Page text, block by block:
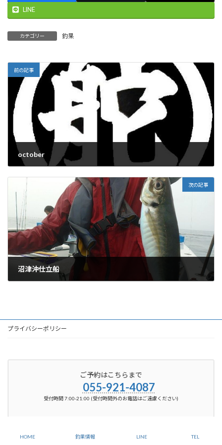
LINE
カテゴリー 釣果
前の記事
october
次の記事
沼津沖仕立船
プライバシーポリシー
ご予約はこちらまで
055-921-4087
受付時間 7:00-21:00 (受付時間外のお電話はご遠慮ください)
HOME 釣果情報 LINE TEL